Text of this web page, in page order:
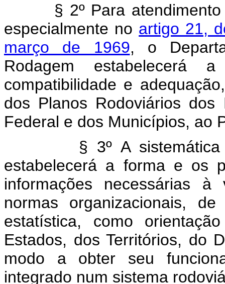
§ 2º Para atendimento
especialmente no artigo 21,
março de 1969, o
Rodagem estabelecerá
compatibilidade e
dos Planos Rodoviários dos
Federal e dos Municípios, ao
§ 3º A sistemática de
estabelecerá a forma e os
informações necessárias à
normas organizacionais,
estatística, como
Estados, dos Territórios, do
modo a obter seu
integrado num sistema